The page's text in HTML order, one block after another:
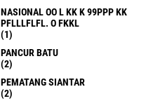
NASIONAL OO L KK K 99PPP KK
PFLLLFLFL. O FKKL
(1)
PANCUR BATU
(2)
PEMATANG SIANTAR
(2)